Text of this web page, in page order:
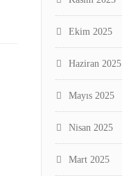
Ekim 2025
Haziran 2025
Mayıs 2025
Nisan 2025
Mart 2025